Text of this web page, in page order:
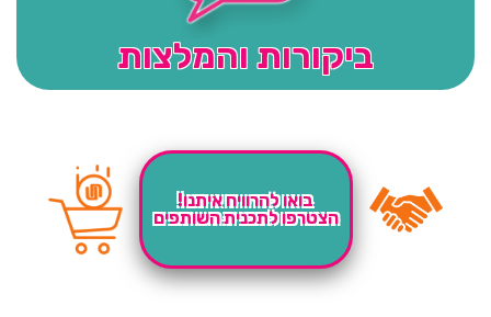
ביקורות והמלצות
בואו להרוויח איתנו!
הצטרפו לתכנית השותפים